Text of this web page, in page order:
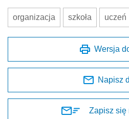
organizacja szkoła uczeń
Wersja
Napisz
Zapisz się